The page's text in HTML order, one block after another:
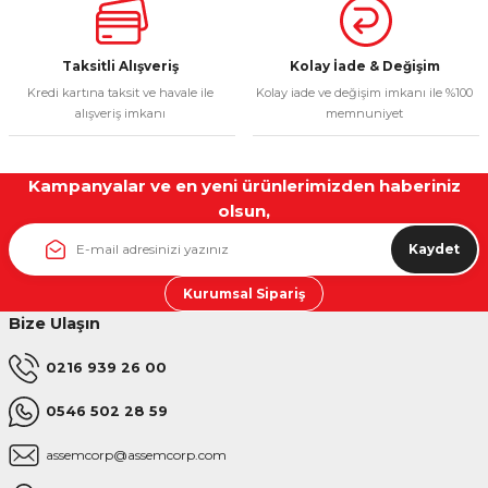
Taksitli Alışveriş
Kredi kartına taksit ve havale ile
alışveriş imkanı
Kolay İade & Değişim
Kolay iade ve değişim imkanı ile %100
memnuniyet
Kampanyalar ve en yeni ürünlerimizden haberiniz
olsun,
Kaydet
Kurumsal Sipariş
Bize Ulaşın
0216 939 26 00
0546 502 28 59
assemcorp@assemcorp.com